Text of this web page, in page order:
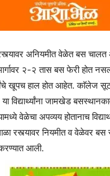
अनियमीत वेळेत बस
२-२ तास बस फेरी होत
खूपच हाल होत आहेत. काॅलेज
विद्यार्थ्यांना जामखेड
वेळेचा अपव्यय होतानाच
रस्त्यावर नियमीत व वेळेवर बस
आली.